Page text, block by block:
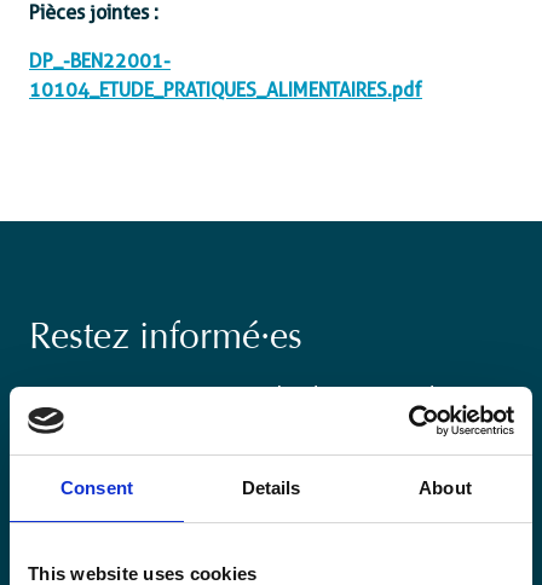
Consent Details About
This website uses cookies
Pièces jointes :
DP_-BEN22001-
10104_ETUDE_PRATIQUES_ALIMENTAIRES.pdf
Restez informé·es
Suivez nos actions ainsi que les dernières tendances en
matière de coopération au développement.